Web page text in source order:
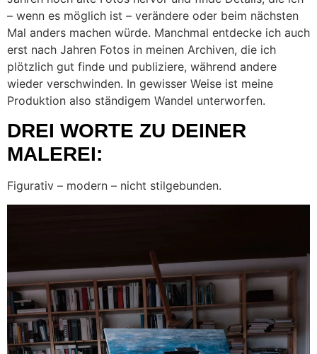
– wenn es möglich ist – verändere oder beim nächsten
Mal anders machen würde. Manchmal entdecke ich auch
erst nach Jahren Fotos in meinen Archiven, die ich
plötzlich gut finde und publiziere, während andere
wieder verschwinden. In gewisser Weise ist meine
Produktion also ständigem Wandel unterworfen.
DREI WORTE ZU DEINER
MALEREI:
Figurativ – modern – nicht stilgebunden.